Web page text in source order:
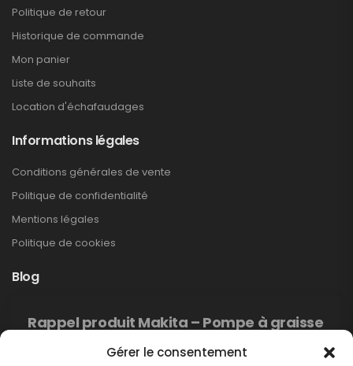
Gérer le consentement
Politique de retour
Historique de commande
Mon panier
Liste de souhaits
Location d'échafaudages
Informations légales
Conditions générales de vente
Politique de confidentialité
Mentions légales
Politique de cookies
Blog
Rappel produit Makita – Pompe à graisse